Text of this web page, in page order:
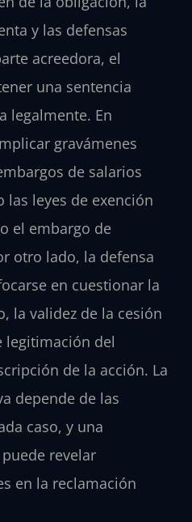
y las defensas
acreedora, el
una sentencia
legalmente. En
gravámenes
de salarios
leyes de exención
el embargo de
otro lado, la defensa
en cuestionar la
la validez de la cesión
legitimación del
de la acción. La
depende de las
caso, y una
revelar
en la reclamación